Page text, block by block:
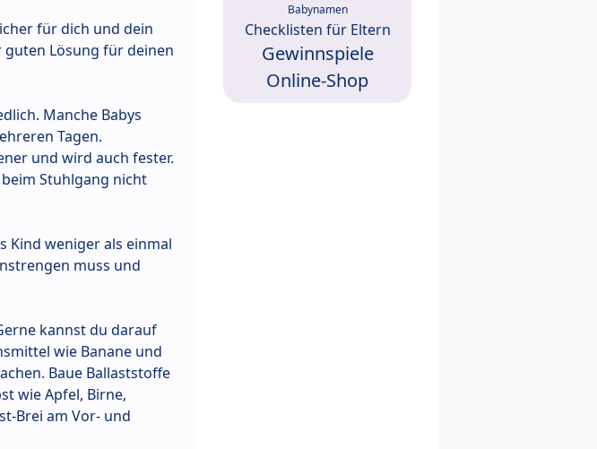
für dich und dein
guten Lösung für deinen
Manche Babys
Tagen.
und wird auch fester.
Stuhlgang nicht
Kind weniger als einmal
muss und
kannst du darauf
wie Banane und
Baue Ballaststoffe
wie Apfel, Birne,
Brei am Vor- und
Babynamen
Checklisten für Eltern
Gewinnspiele
Online-Shop